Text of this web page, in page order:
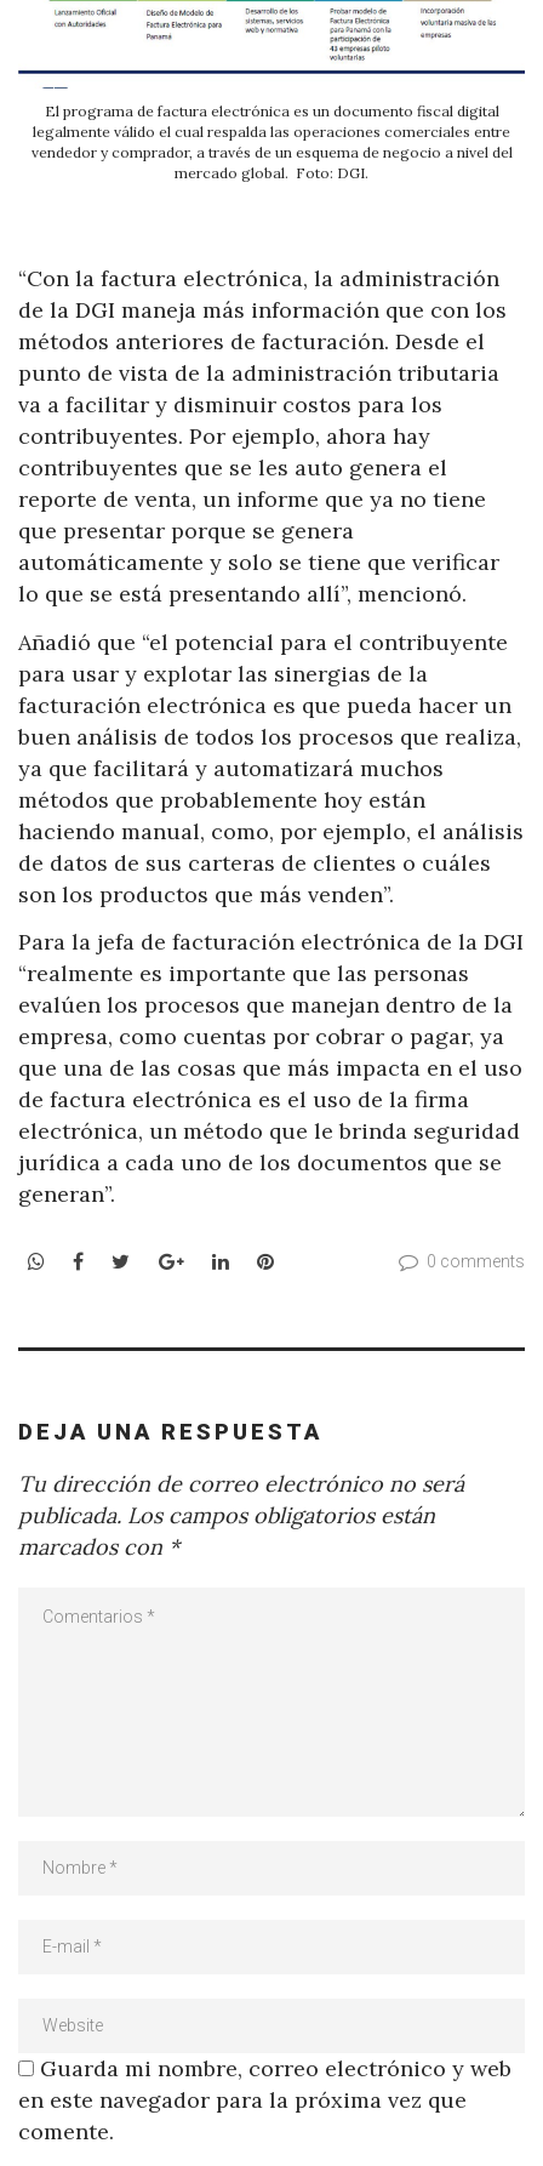
El programa de factura electrónica es un documento fiscal digital
legalmente válido el cual respalda las operaciones comerciales entre
vendedor y comprador, a través de un esquema de negocio a nivel del
mercado global. Foto: DGI.
“Con la factura electrónica, la administración
de la DGI maneja más información que con los
métodos anteriores de facturación. Desde el
punto de vista de la administración tributaria
va a facilitar y disminuir costos para los
contribuyentes. Por ejemplo, ahora hay
contribuyentes que se les auto genera el
reporte de venta, un informe que ya no tiene
que presentar porque se genera
automáticamente y solo se tiene que verificar
lo que se está presentando allí”, mencionó.
Añadió que “el potencial para el contribuyente
para usar y explotar las sinergias de la
facturación electrónica es que pueda hacer un
buen análisis de todos los procesos que realiza,
ya que facilitará y automatizará muchos
métodos que probablemente hoy están
haciendo manual, como, por ejemplo, el análisis
de datos de sus carteras de clientes o cuáles
son los productos que más venden”.
Para la jefa de facturación electrónica de la DGI
“realmente es importante que las personas
evalúen los procesos que manejan dentro de la
empresa, como cuentas por cobrar o pagar, ya
que una de las cosas que más impacta en el uso
de factura electrónica es el uso de la firma
electrónica, un método que le brinda seguridad
jurídica a cada uno de los documentos que se
generan”.
WhatsApp
Facebook
TwitterGoogle+LinkedInPinterest 0 comments
DEJA UNA RESPUESTA
Tu dirección de correo electrónico no será
publicada. Los campos obligatorios están
marcados con *
Guarda mi nombre, correo electrónico y web
en este navegador para la próxima vez que
comente.